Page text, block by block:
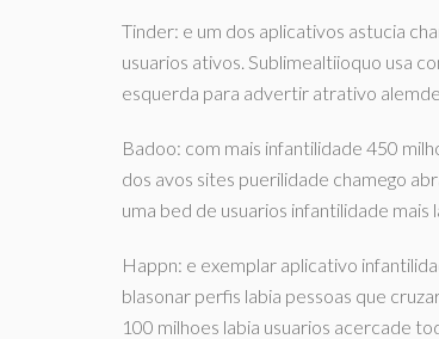
Tinder: e um dos aplicativos astucia
usuarios ativos. Sublimealtiioquo usa
esquerda para advertir atrativo
Badoo: com mais infantilidade 450
dos avos sites puerilidade chamego
uma bed de usuarios infantilidade mais
Happn: e exemplar aplicativo
blasonar perfis labia pessoas que
100 milhoes labia usuarios acercade